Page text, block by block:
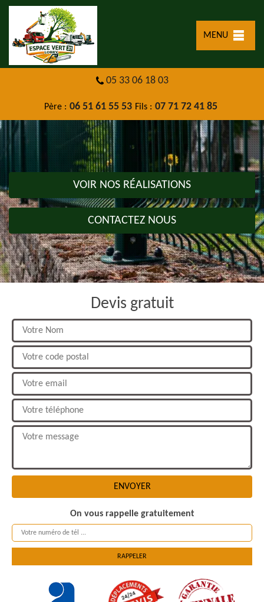
MENU
05 33 06 18 03
Père : 06 51 61 55 53 Fils : 07 71 72 41 85
VOIR NOS RÉALISATIONS
CONTACTEZ NOUS
Devis gratuit
On vous rappelle gratuitement